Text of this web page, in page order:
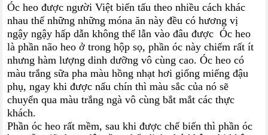
Óc heo được người Việt biến tấu theo nhiều cách khác
nhau thế những những móna ăn này đều có hương vị
ngậy ngậy hấp dẫn không thể lẫn vào đâu được Óc heo
là phần não heo ở trong hộp sọ, phần óc này chiếm rất ít
nhưng hàm lượng dinh dưỡng vô cùng cao. Óc heo có
màu trắng sữa pha màu hồng nhạt hơi giống miếng đậu
phụ, ngay khi được nấu chín thì màu sắc của nó sẽ
chuyển qua màu trắng ngà vô cùng bắt mắt các thực
khách.
Phần óc heo rất mềm, sau khi được chế biến thì phần óc